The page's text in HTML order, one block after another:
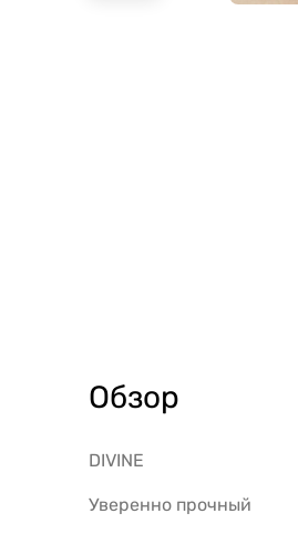
Обзор
DIVINE
Уверенно прочный